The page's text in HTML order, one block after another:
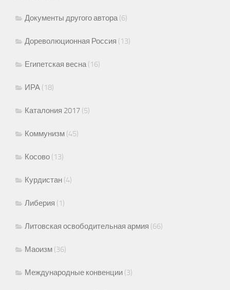
Документы другого автора(6)
Дореволюционная Россия (13)
Египетская весна(16)
ИРА (18)
Каталония 2017 (5)
Коммунизм (45)
Косово (13)
Курдистан (4)
Либерия (1)
Литовская освободительная армия (66)
Маоизм (36)
Международные конвенции (3)